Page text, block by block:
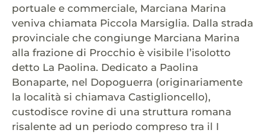
portuale e commerciale, Marciana Marina
veniva chiamata Piccola Marsiglia. Dalla strada
provinciale che congiunge Marciana Marina
alla frazione di Procchio è visibile l’isolotto
detto La Paolina. Dedicato a Paolina
Bonaparte, nel Dopoguerra (originariamente
la località si chiamava Castiglioncello),
custodisce rovine di una struttura romana
risalente ad un periodo compreso tra il I